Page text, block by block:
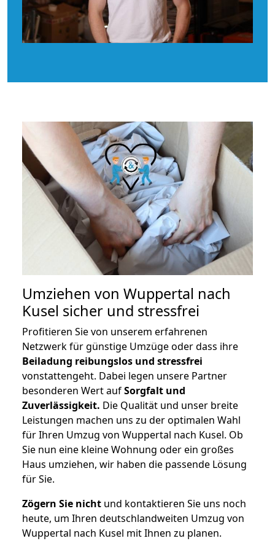
Umziehen von Wuppertal nach
Kusel sicher und stressfrei
Profitieren Sie von unserem erfahrenen
Netzwerk für günstige Umzüge oder dass ihre
Beiladung reibungslos und stressfrei
vonstattengeht. Dabei legen unsere Partner
besonderen Wert aufSorgfalt und
Zuverlässigkeit. Die Qualität und unser breite
Leistungen machen uns zu der optimalen Wahl
für Ihren Umzug von Wuppertal nach Kusel. Ob
Sie nun eine kleine Wohnung oder ein großes
Haus umziehen, wir haben die passende Lösung
für Sie.
Zögern Sie nicht und kontaktieren Sie uns noch
heute, um Ihren deutschlandweiten Umzug von
Wuppertal nach Kusel mit Ihnen zu planen.